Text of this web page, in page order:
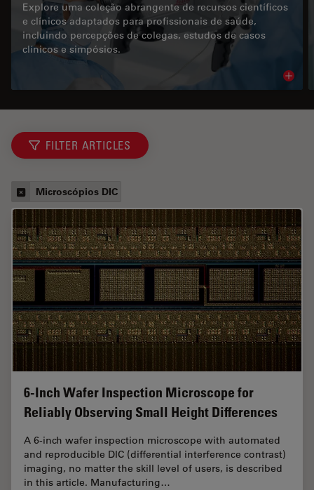
Explore uma coleção abrangente de recursos científicos
e clínicos adaptados para profissionais de saúde,
incluindo percepções de colegas, estudos de casos
clínicos e simpósios.
FILTER ARTICLES
Microscópios DIC
6-Inch Wafer Inspection Microscope for
Reliably Observing Small Height Differences
A 6-inch wafer inspection microscope with automated
and reproducible DIC (differential interference contrast)
imaging, no matter the skill level of users, is described
in this article. Manufacturing…